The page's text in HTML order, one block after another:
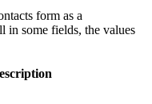
form as a
some fields, the values